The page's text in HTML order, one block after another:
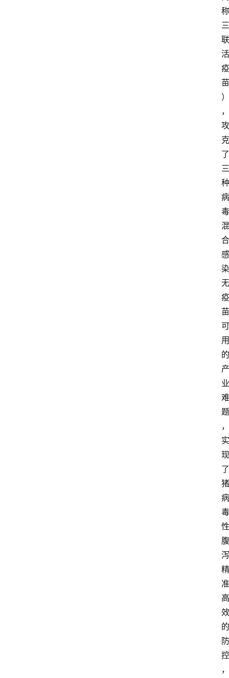
称
三
联
活
疫
苗
）
，
攻
克
了
三
种
病
毒
混
合
感
染
无
疫
苗
可
用
的
产
业
难
题
，
实
现
了
猪
病
毒
性
腹
泻
精
准
高
效
的
防
控
，